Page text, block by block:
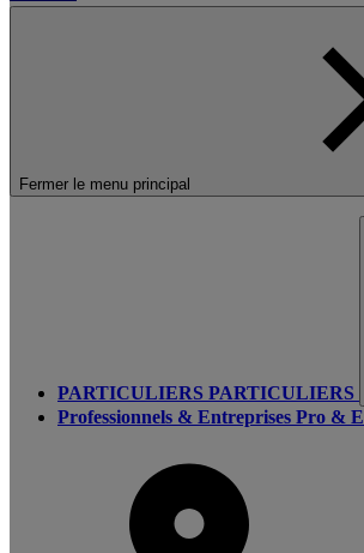
Fermer le menu principal
PARTICULIERS PARTICULIERS
Professionnels & Entreprises Pro &